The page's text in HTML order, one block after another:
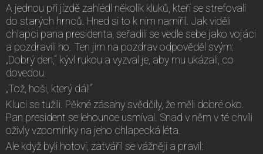
A jednou při jízdě zahlédl několik kluků, kteří se strefovali
do starých hrnců. Hned si to k nim namířil. Jak viděli
chlapci pana presidenta, seřadili se vedle sebe jako vojáci
a pozdravili ho. Ten jim na pozdrav odpověděl svým:
„Dobrý den,“ kývl rukou a vyzval je, aby mu ukázali, co
dovedou.
„Tož, hoši, který dál!“
Kluci se tužili. Pěkné zásahy svědčily, že měli dobré oko.
Pan president se lehounce usmíval. Snad v něm v té chvíli
oživly vzpomínky na jeho chlapecká léta.
Ale když byli hotovi, zatvářil se vážněji a pravil: